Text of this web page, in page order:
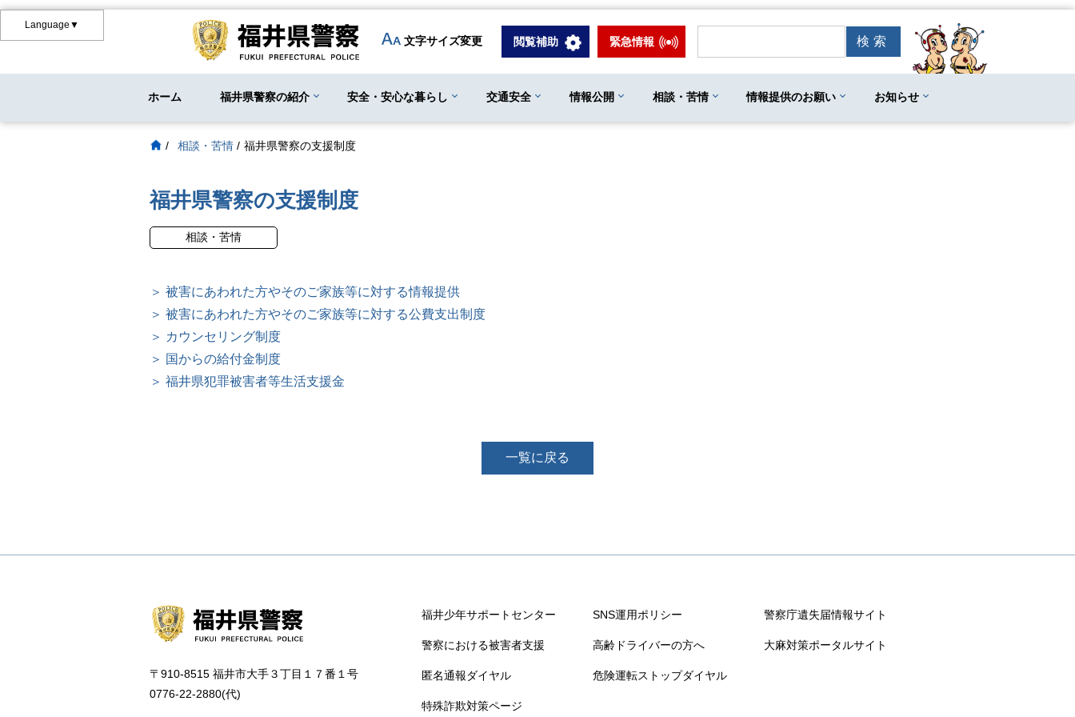
Language▼
文字サイズ変更 閲覧補助 緊急情報
ホーム 福井県警察の紹介 安全・安心な暮らし 交通安全 情報公開 相談・苦情 情報提供のお願い お知らせ
/ 相談・苦情 / 福井県警察の支援制度
福井県警察の支援制度
相談・苦情
＞ 被害にあわれた方やそのご家族等に対する情報提供
＞ 被害にあわれた方やそのご家族等に対する公費支出制度
＞ カウンセリング制度
＞ 国からの給付金制度
＞ 福井県犯罪被害者等生活支援金
一覧に戻る
〒910-8515 福井市大手３丁目１７番１号
0776-22-2880(代)
福井少年サポートセンター
警察における被害者支援
匿名通報ダイヤル
特殊詐欺対策ページ
SNS運用ポリシー
高齢ドライバーの方へ
危険運転ストップダイヤル
警察庁遺失届情報サイト
大麻対策ポータルサイト